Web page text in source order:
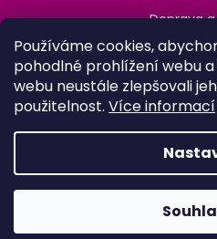
Používáme cookies,
pohodlné prohlížení webu
webu neustále zlepšovali
použitelnost. Více informací
Doprava
Jak
Upravit